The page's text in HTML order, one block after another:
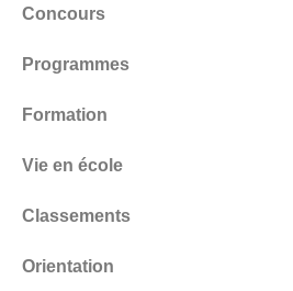
Concours
Programmes
Formation
Vie en école
Classements
Orientation